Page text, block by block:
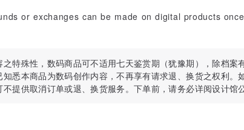
or exchanges can be made on digital products
特殊性，数码商品可不适用七天鉴赏期（犹豫期），除档案
悉本商品为数码创作内容，不再享有请求退、换货之权利。
提供取消订单或退、换货服务。下单前，请务必详阅设计馆